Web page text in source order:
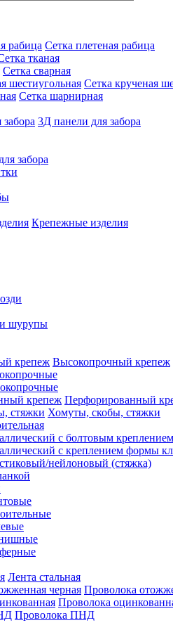
Сетка плетеная рабица
тканая
Сетка сварная
Сетка крученая
Сетка шарнирная
3Д панели для забора
забора
Крепежные изделия
шурупы
Высокопрочный крепеж
Перфорированный
Хомуты, скобы, стяжки
с болтовым креплением
с креплением формы
нейлоновый (стяжка)
Лента стальная
Проволока
Проволока
Проволока ПНД